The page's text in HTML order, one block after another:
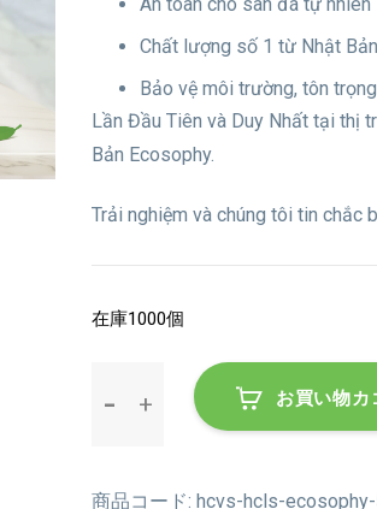
Chất lượng số 1 từ Nhật Bản
Bảo vệ môi trường, tôn
Lần Đầu Tiên và Duy Nhất tại thị
Bản Ecosophy.
Trải nghiệm và chúng tôi tin chắc
在庫1000個
chất
đá
お買い物カ
商品コード: hcvs-hcls-